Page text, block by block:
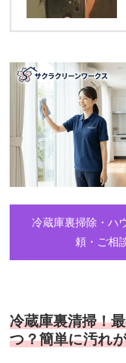
冷蔵庫裏掃除・ハ
頼・ご相
冷蔵庫裏清掃！
つ？簡単に汚れ